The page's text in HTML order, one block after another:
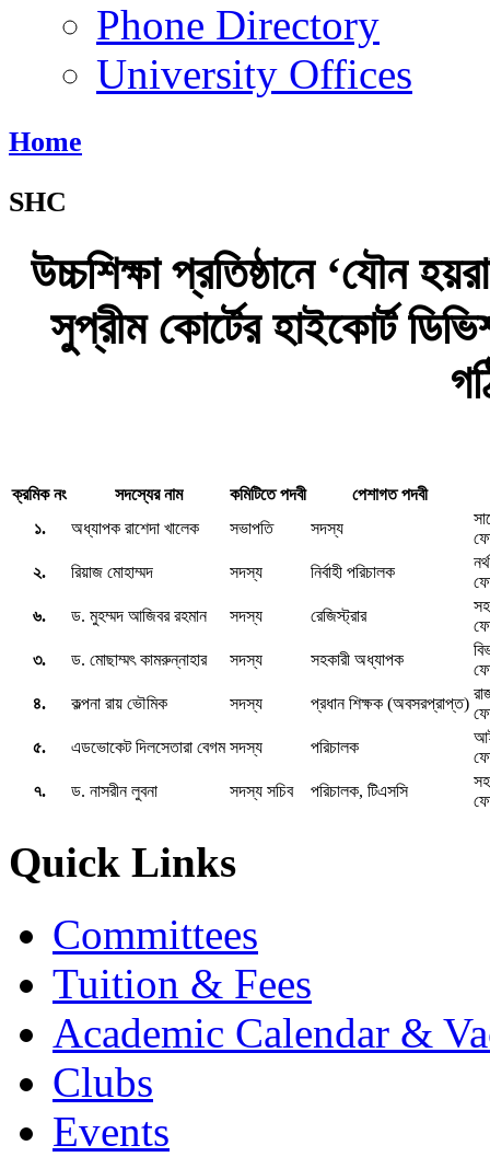
Phone Directory
University Offices
Home
SHC
উচ্চশিক্ষা প্রতিষ্ঠানে ‘যৌন
সুপ্রীম কোর্টের হাইকোর্ট
ক্রমিক নং সদস্যের নাম কমিটিতে পদবী
পেশাগত পদবী
১.
অধ্যাপক রাশেদা খালেক সভাপতি সদস্য
২.
রিয়াজ মোহাম্মদ সদস্য নির্বাহী পরিচালক
৬.
ড. মুহম্মদ আজিবর রহমান সদস্য রেজিস্ট্রার
৩.
ড. মোছাম্মৎ কামরুন্নাহার সদস্য সহকারী অধ্যাপক
৪.
কল্পনা রায় ভৌমিক সদস্য প্রধান শিক্ষক (অবসরপ্রাপ্ত)
৫.
এডভোকেট দিলসেতারা বেগম সদস্য পরিচালক
৭.
ড. নাসরীন লুবনা সদস্য সচিব পরিচালক, টিএসসি
Quick Links
Committees
Tuition & Fees
Academic Calendar &
Clubs
Events